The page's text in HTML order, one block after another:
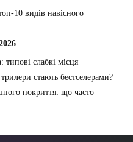
10 видів навісного
слабкі місця
стають бестселерами?
покриття: що часто